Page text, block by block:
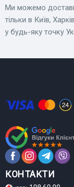
Ми можемо
тільки в Київ,
у будь-яку точку
КОНТАКТИ